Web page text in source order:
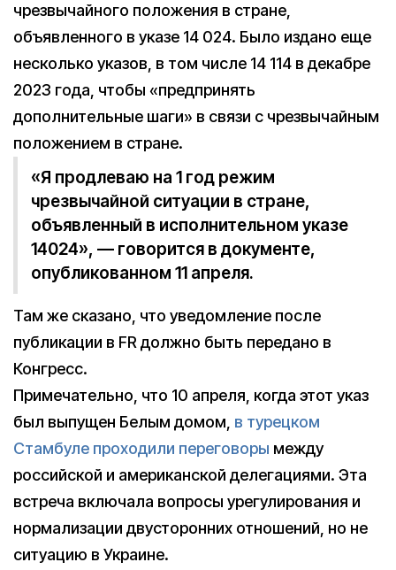
чрезвычайного положения в стране,
объявленного в указе 14 024. Было издано еще
несколько указов, в том числе 14 114 в декабре
2023 года, чтобы «предпринять
дополнительные шаги» в связи с чрезвычайным
положением в стране.
«Я продлеваю на 1 год режим
чрезвычайной ситуации в стране,
объявленный в исполнительном указе
14024», — говорится в документе,
опубликованном 11 апреля.
Там же сказано, что уведомление после
публикации в FR должно быть передано в
Конгресс.
Примечательно, что 10 апреля, когда этот указ
был выпущен Белым домом, в турецком
Стамбуле проходили переговоры между
российской и американской делегациями. Эта
встреча включала вопросы урегулирования и
нормализации двусторонних отношений, но не
ситуацию в Украине.